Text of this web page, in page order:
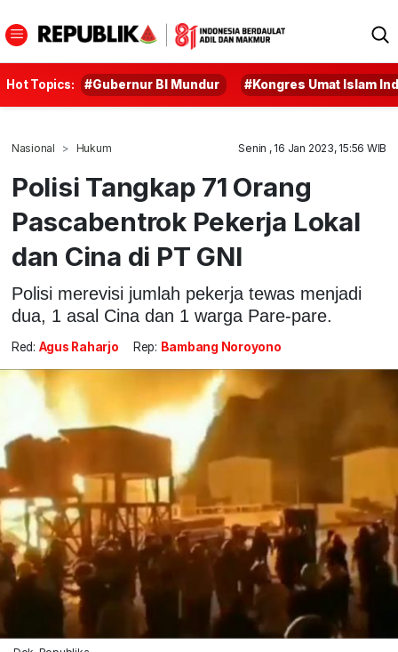
Hot Topics: #Gubernur BI Mundur #Kongres Umat Islam
Nasional Hukum Senin , 16 Jan 2023, 15:56 WIB
Polisi Tangkap 71 Orang
Pascabentrok Pekerja Lokal
dan Cina di PT GNI
Polisi merevisi jumlah pekerja tewas menjadi
dua, 1 asal Cina dan 1 warga Pare-pare.
Red: Agus Raharjo Rep: Bambang Noroyono